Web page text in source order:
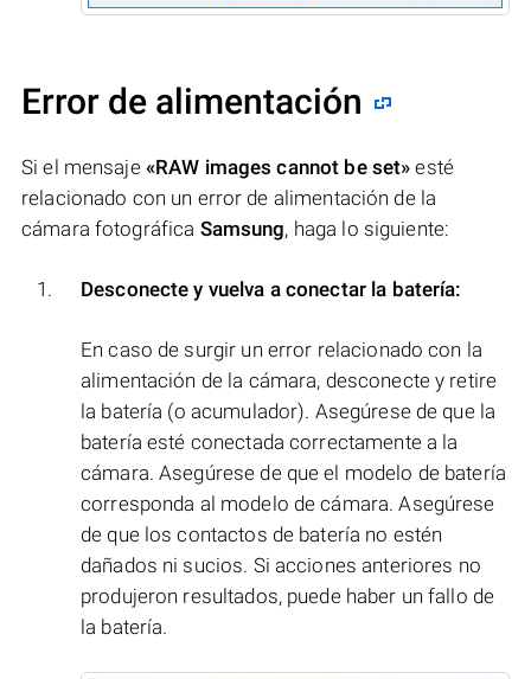
Error de alimentación
Si el mensaje «RAW images cannot be set» esté
relacionado con un error de alimentación de la
cámara fotográfica Samsung, haga lo siguiente:
Desconecte y vuelva a conectar la batería:
En caso de surgir un error relacionado con la
alimentación de la cámara, desconecte y retire
la batería (o acumulador). Asegúrese de que la
batería esté conectada correctamente a la
cámara. Asegúrese de que el modelo de batería
corresponda al modelo de cámara. Asegúrese
de que los contactos de batería no estén
dañados ni sucios. Si acciones anteriores no
produjeron resultados, puede haber un fallo de
la batería.